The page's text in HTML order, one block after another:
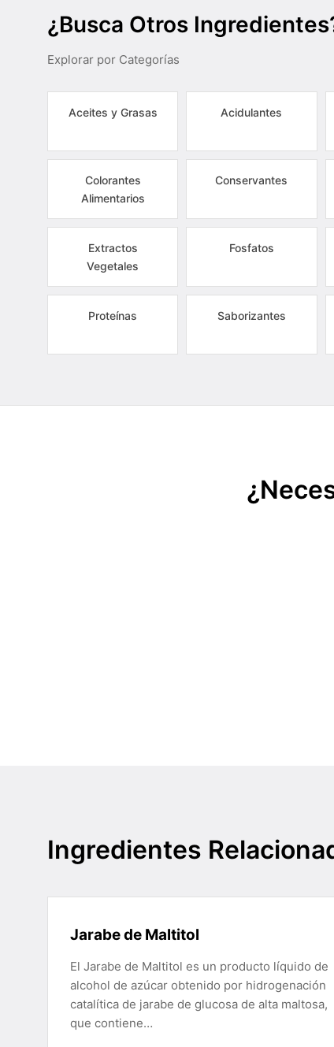
¿Busca Otros
Explorar por Categorías
Aceites y Grasas Acidulantes
Colorantes
Alimentarios
Conservantes
Extractos
Vegetales
Fosfatos
Proteínas Saborizantes
Ingredientes
Jarabe de Maltitol
El Jarabe de Maltitol es un producto líquido de
alcohol de azúcar obtenido por hidrogenación
catalítica de jarabe de glucosa de alta maltosa,
que contiene…